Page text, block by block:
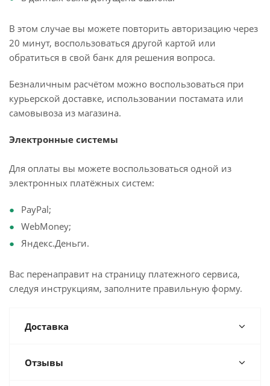
В этом случае вы можете повторить авторизацию через
20 минут, воспользоваться другой картой или
обратиться в свой банк для решения вопроса.
Безналичным расчётом можно воспользоваться при
курьерской доставке, использовании постамата или
самовывоза из магазина.
Электронные системы
Для оплаты вы можете воспользоваться одной из
электронных платёжных систем:
PayPal;
WebMoney;
Яндекс.Деньги.
Вас перенаправит на страницу платежного сервиса,
следуя инструкциям, заполните правильную форму.
Доставка
Отзывы